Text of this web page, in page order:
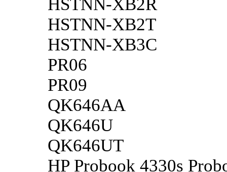
HSTNN-XB2R
HSTNN-XB2T
HSTNN-XB3C
PR06
PR09
QK646AA
QK646U
QK646UT
HP Probook 4330s